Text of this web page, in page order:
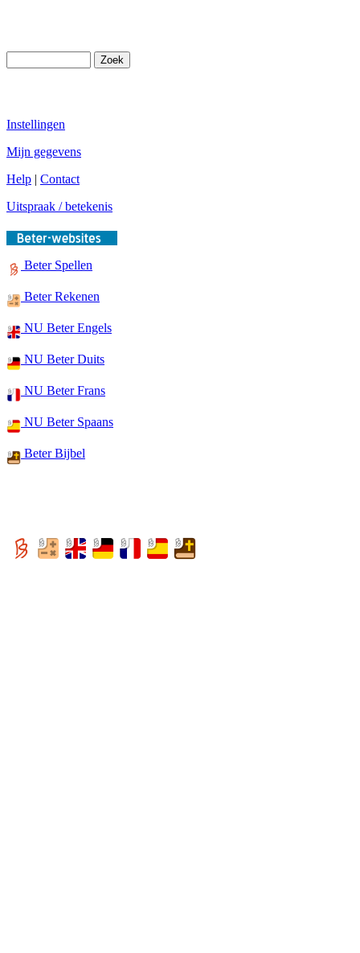
Instellingen
Mijn gegevens
Help | Contact
Uitspraak / betekenis
Beter Spellen
Beter Rekenen
NU Beter Engels
NU Beter Duits
NU Beter Frans
NU Beter Spaans
Beter Bijbel